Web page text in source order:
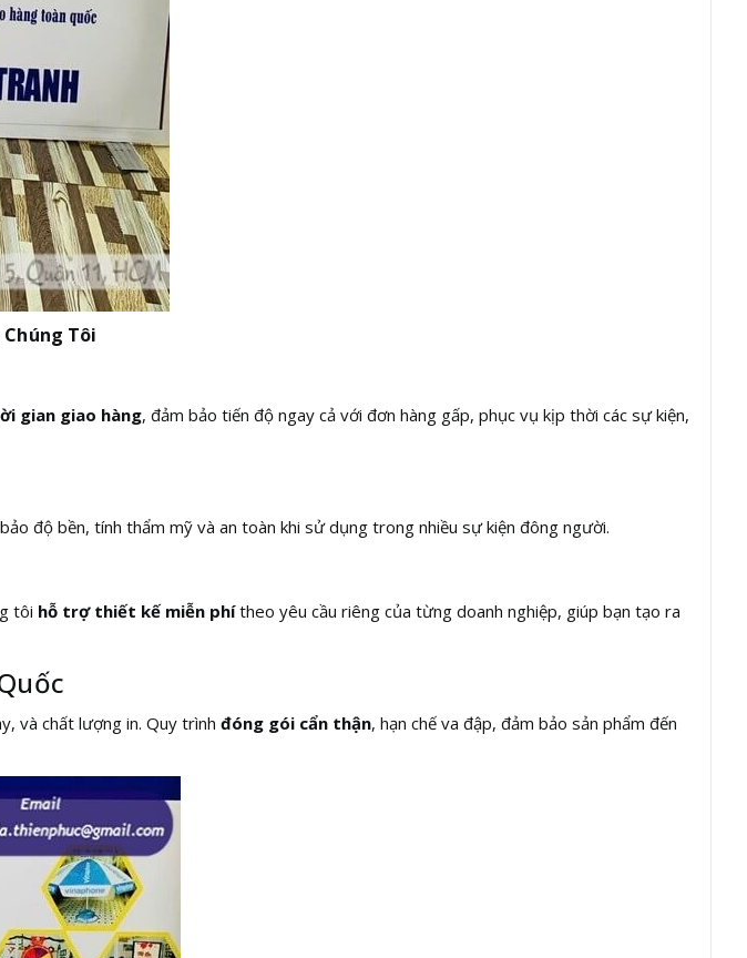
Tôi
gian giao hàng, đảm bảo tiến độ ngay cả với đơn hàng gấp, phục vụ kịp thời các sự kiện,
độ bền, tính thẩm mỹ và an toàn khi sử dụng trong nhiều sự kiện đông người.
tôi hỗ trợ thiết kế miễn phítheo yêu cầu riêng của từng doanh nghiệp, giúp bạn tạo ra
và chất lượng in. Quy trình đóng gói cẩn thận, hạn chế va đập, đảm bảo sản phẩm đến